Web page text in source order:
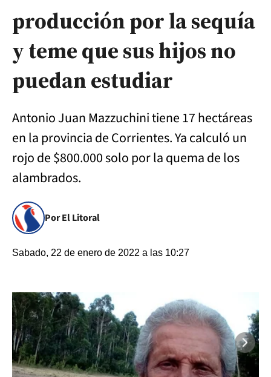
producción por la sequía
y teme que sus hijos no
puedan estudiar
Antonio Juan Mazzuchini tiene 17 hectáreas
en la provincia de Corrientes. Ya calculó un
rojo de $800.000 solo por la quema de los
alambrados.
Por El Litoral
Sabado, 22 de enero de 2022 a las 10:27